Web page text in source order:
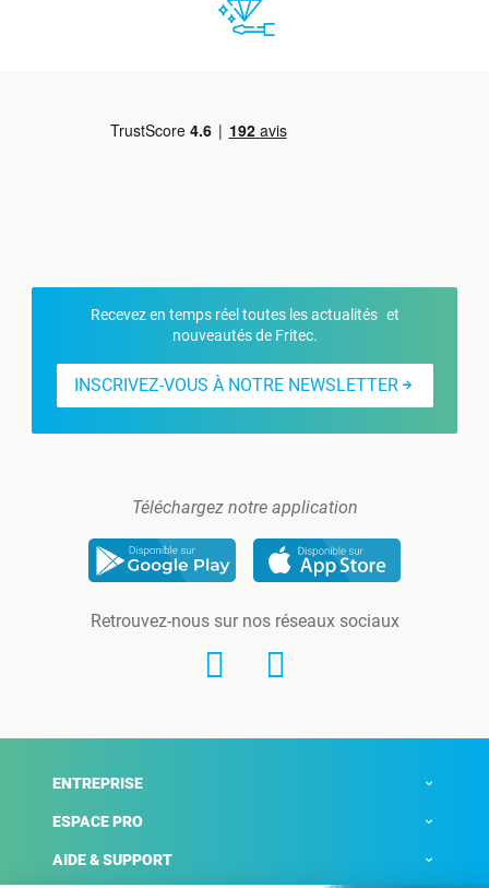
Recevez en temps réel toutes les actualités et
nouveautés de Fritec.
INSCRIVEZ-VOUS À NOTRE NEWSLETTER
Téléchargez notre application
Retrouvez-nous sur nos réseaux sociaux
ENTREPRISE
ESPACE PRO
AIDE & SUPPORT